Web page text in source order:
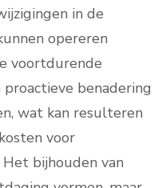
in de
opereren
voortdurende
benadering
wat kan resulteren
voor
bijhouden van